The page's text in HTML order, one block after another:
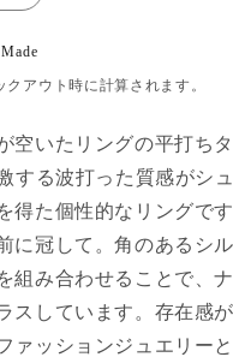
クアウト時に計算されます。
空いたリングの平打ち
する波打った質感がシ
得た個性的なリングで
に冠して。角のあるシ
組み合わせることで、
スしています。存在感
ァッションジュエリー